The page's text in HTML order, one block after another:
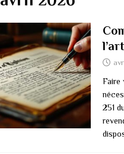
Faire
251